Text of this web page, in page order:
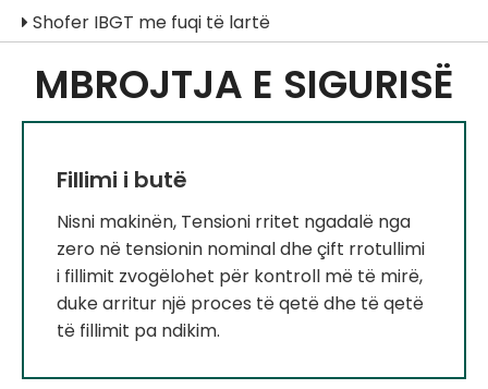
 Shofer IBGT me fuqi të lartë
MBROJTJA E SIGURISË
Fillimi i butë
Nisni makinën, Tensioni rritet ngadalë nga
zero në tensionin nominal dhe çift rrotullimi
i fillimit zvogëlohet për kontroll më të mirë,
duke arritur një proces të qetë dhe të qetë
të fillimit pa ndikim.